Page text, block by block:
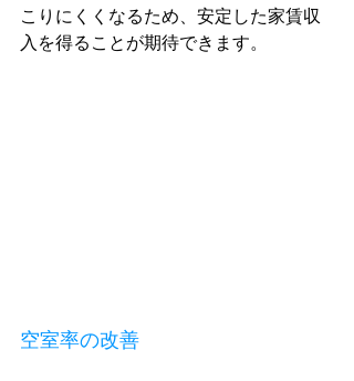
こりにくくなるため、安定した家賃収
入を得ることが期待できます。
空室率の改善